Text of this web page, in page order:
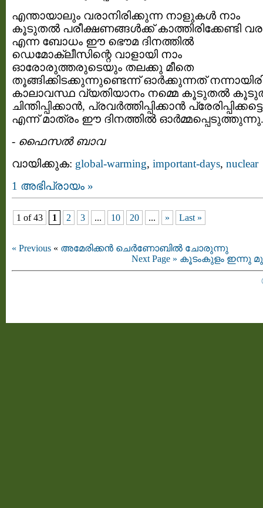
എന്തായാലും വരാനിരിക്കുന്ന നാളുകള്‍ നാം
കൂടുതല്‍ പരീക്ഷണങ്ങള്‍ക്ക് കാത്തിരിക്കേണ്ടി
എന്ന ബോധം ഈ ഭൌമ ദിനത്തില്‍
ഡെമോക്ലീസിന്റെ വാളായി നാം
ഓരോരുത്തരുടെയും തലക്കു മീതെ
തൂങ്ങിക്കിടക്കുന്നുണ്ടെന്ന് ഓര്‍ക്കുന്നത്
കാലാവസ്ഥ വ്യതിയാനം നമ്മെ കൂടുതൽ
ചിന്തിപ്പിക്കാൻ, പ്രവർത്തിപ്പിക്കാൻ പ്രേരിപ്പിക്കട്ടെ
എന്ന് മാത്രം ഈ ദിനത്തിൽ ഓർമ്മപ്പെടുത്തുന്നു.
- ഫൈസല്‍ ബാവ
വായിക്കുക: global-warming, important-days, nuclear
1 അഭിപ്രായം »
1 of 43 1 2 3 ... 10 20 ... » Last »
« Previous « അമേരിക്കൻ ചെർണോബിൽ ചോരുന്നു
Next Page » കൂടംകുളം ഇന്നു